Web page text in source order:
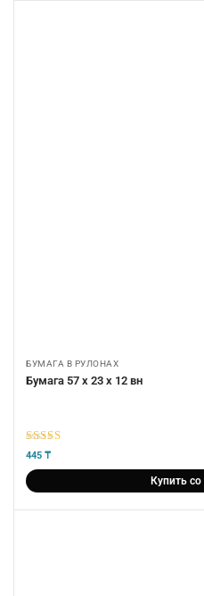
БУМАГА В РУЛОНАХ
Бумага 57 х 23 х 12 вн
5из 5
445 ₸
Купить